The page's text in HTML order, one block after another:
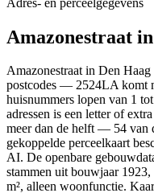
Amazonestraat
Amazonestraat in Den
postcodes — 2524LA komt
huisnummers lopen van 1
adressen is een letter of
meer dan de helft — 54 van
gekoppelde perceelkaart
AI. De openbare
stammen uit bouwjaar
m², alleen woonfunctie.